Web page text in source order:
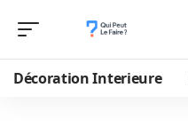
Décoration Interieure